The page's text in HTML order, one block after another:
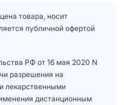
товара, носит
публичной офертой
РФ от 16 мая 2020 N
разрешения на
лекарственными
дистанционным